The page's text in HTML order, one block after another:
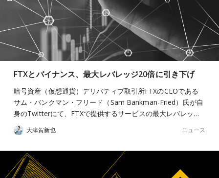
FTXとバイナンス、最大レバレッジ20倍に引き下げ
暗号資産（仮想通貨）デリバティブ取引所FTXのCEOである
サム・バンクマン・フリード（Sam Bankman-Fried）氏が自
身のTwitterにて、FTXで提供するサービスの最大レバレッ…
大津賀新也 ニュース